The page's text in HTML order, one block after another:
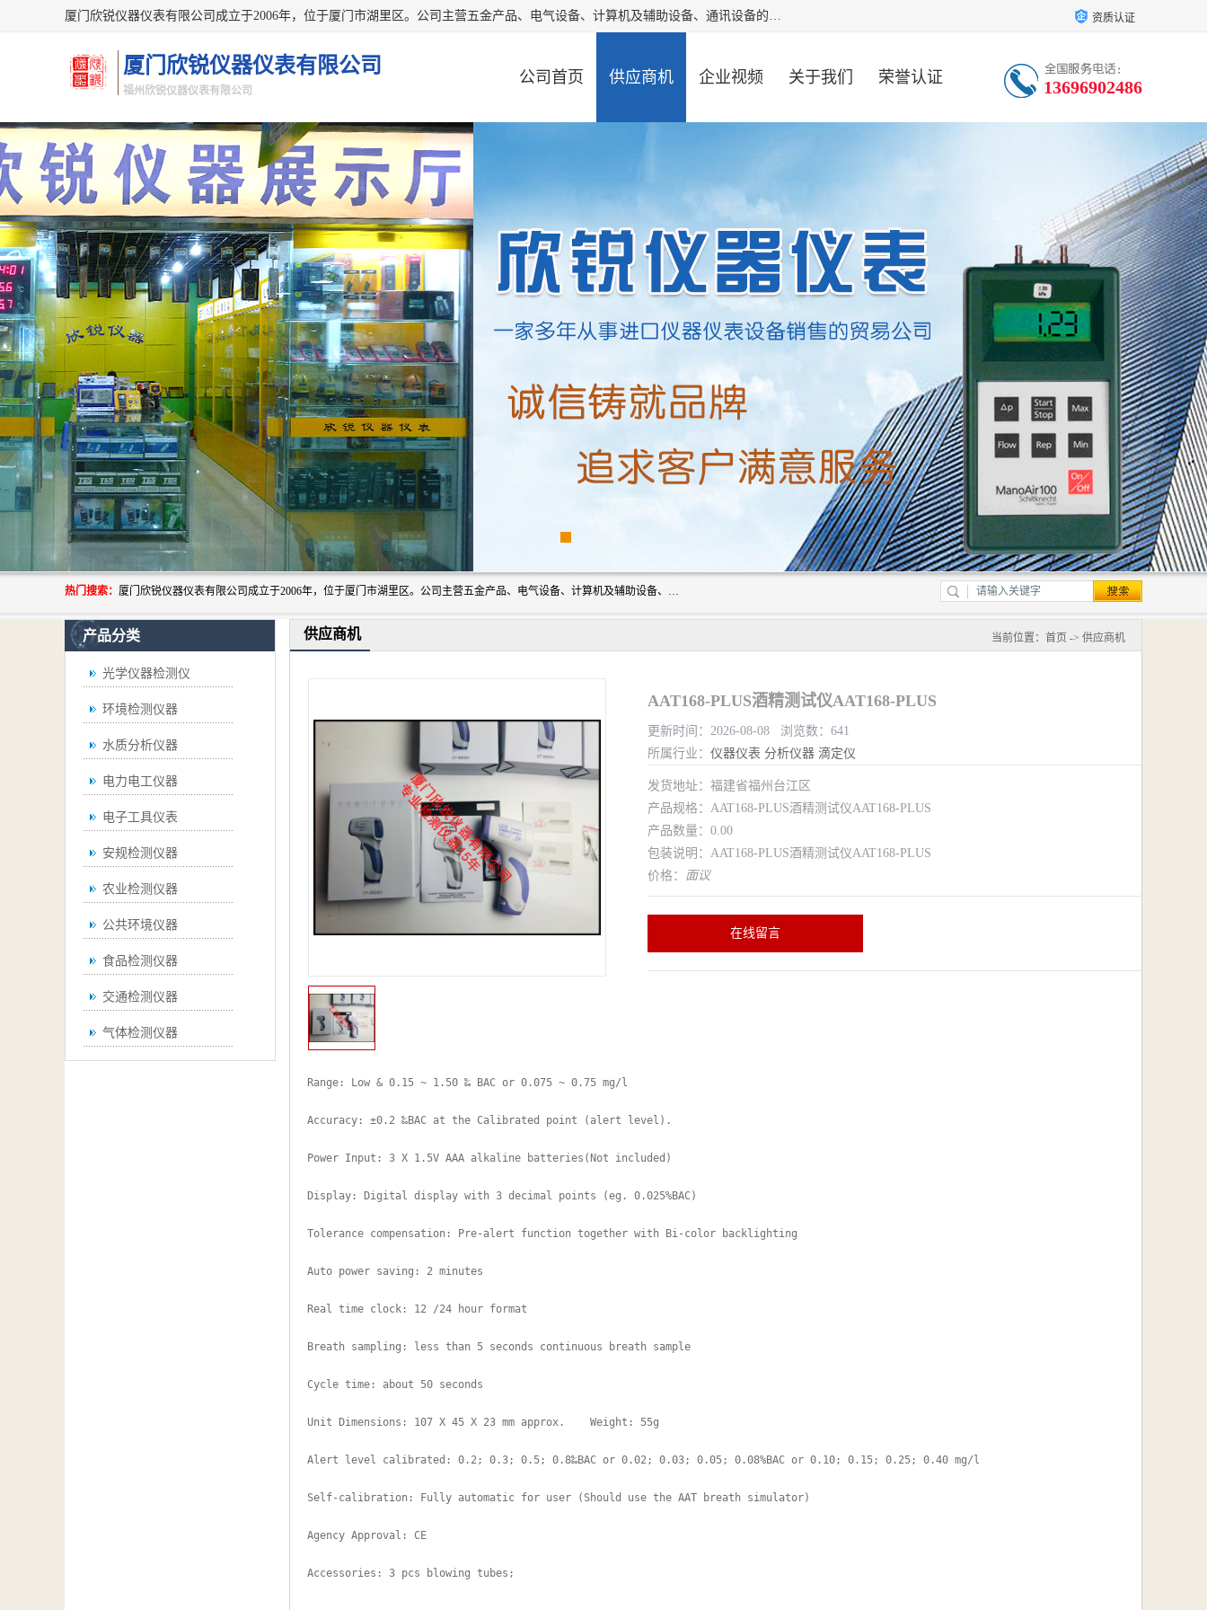
厦门欣锐仪器仪表有限公司成立于2006年，位于厦门市湖里区。公司主营五金产品、电气设备、计算机及辅助设备、通讯设备的批发与零售，同时涉及乐器、照相器材等文化用品的销售。此外，公司还提供通用设备、电气设备、仪器仪表的修理服务，以及信息系统集成、信息技术咨询、数据处理和存储等技术支持。公司致力于为客户提供全面的产品和服务，满足多样化的市场需求。 资质认证
厦门欣锐仪器仪表有限公司
福州欣锐仪器仪表有限公司
公司首页 供应商机 企业视频 关于我们 荣誉认证 13696902486
热门搜索： 厦门欣锐仪器仪表有限公司成立于2006年，位于厦门市湖里区。公司主营五金产品、电气设备、计算机及辅助设备、通讯设备的批发与零售，同时涉及乐器、照相器材等文化用品的销售。此外，公司还提供通用设备、电气设备、仪器仪表的修理服务，以及信息系统集成、信息技术咨询、数据处理和存储等技术支持。公司致力于为客户提供全面的产品和服务，满足多样化的市场需求。
产品分类
光学仪器检测仪
环境检测仪器
水质分析仪器
电力电工仪器
电子工具仪表
安规检测仪器
农业检测仪器
公共环境仪器
食品检测仪器
交通检测仪器
气体检测仪器
供应商机 当前位置： 首页 -> 供应商机
AAT168-PLUS酒精测试仪AAT168-PLUS
更新时间：2026-08-08 浏览数：641
所属行业： 仪器仪表 分析仪器 滴定仪
发货地址：福建省福州台江区
产品规格：AAT168-PLUS酒精测试仪AAT168-PLUS
产品数量：0.00
包装说明：AAT168-PLUS酒精测试仪AAT168-PLUS
价格： 面议
在线留言
Range: Low & 0.15 ~ 1.50 ‰ BAC or 0.075 ~ 0.75 mg/l
Accuracy: ±0.2 ‰BAC at the Calibrated point (alert level).
Power Input: 3 X 1.5V AAA alkaline batteries(Not included)
Display: Digital display with 3 decimal points (eg. 0.025%BAC)
Tolerance compensation: Pre-alert function together with Bi-color backlighting
Auto power saving: 2 minutes
Real time clock: 12 /24 hour format
Breath sampling: less than 5 seconds continuous breath sample
Cycle time: about 50 seconds
Unit Dimensions: 107 X 45 X 23 mm approx.    Weight: 55g
Alert level calibrated: 0.2; 0.3; 0.5; 0.8‰BAC or 0.02; 0.03; 0.05; 0.08%BAC or 0.10; 0.15; 0.25; 0.40 mg/l
Self-calibration: Fully automatic for user (Should use the AAT breath simulator)
Agency Approval: CE